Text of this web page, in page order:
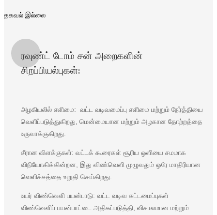
ଓଡ଼ିଆ
Sundanese
فارسی
Azərbaycan
தகவல் இல்லை
ரவுண்ட் டோம் சன் அறைகளின்
சிறப்பியல்புகள்:
அழகியலில் எளிமை: வட்ட வடிவமைப்பு எளிமை மற்றும் நேர்த்தியை
வெளிப்படுத்துகிறது, மென்மையான மற்றும் அழகான தோற்றத்தை
உருவாக்குகிறது.
சீரான விளக்குகள்: வட்டக் கூரைகள் சூரிய ஒளியை சமமாக
விநியோகிக்கின்றன, இது விண்வெளி முழுவதும் ஒரே மாதிரியான
வெளிச்சத்தை உறுதி செய்கிறது.
உயர் விண்வெளி பயன்பாடு: வட்ட வடிவ கட்டமைப்புகள்
விண்வெளிப் பயன்பாட்டை அதிகப்படுத்தி, விசாலமான மற்றும்